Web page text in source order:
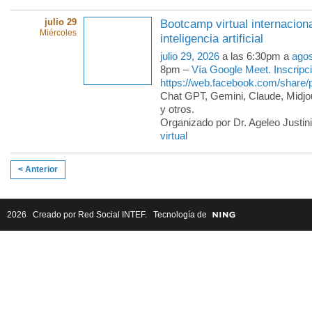
julio 29
Miércoles
Bootcamp virtual
inteligencia artificial
julio 29, 2026 a las 6:30pm a
8pm –Vía Google Meet.
https://web.facebook.com/
Chat GPT, Gemini, Claude,
y otros.
Organizado por Dr. Ageleo
virtual
< Anterior
2026 Creado por Red Social INTEF. Tecnología de